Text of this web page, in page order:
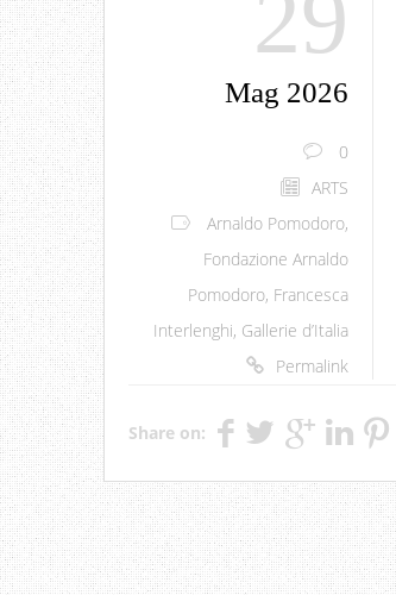
Mag 2026
0
ARTS
Arnaldo Pomodoro,
Fondazione Arnaldo
Pomodoro, Francesca
Interlenghi, Gallerie d’Italia
Permalink
Share on: